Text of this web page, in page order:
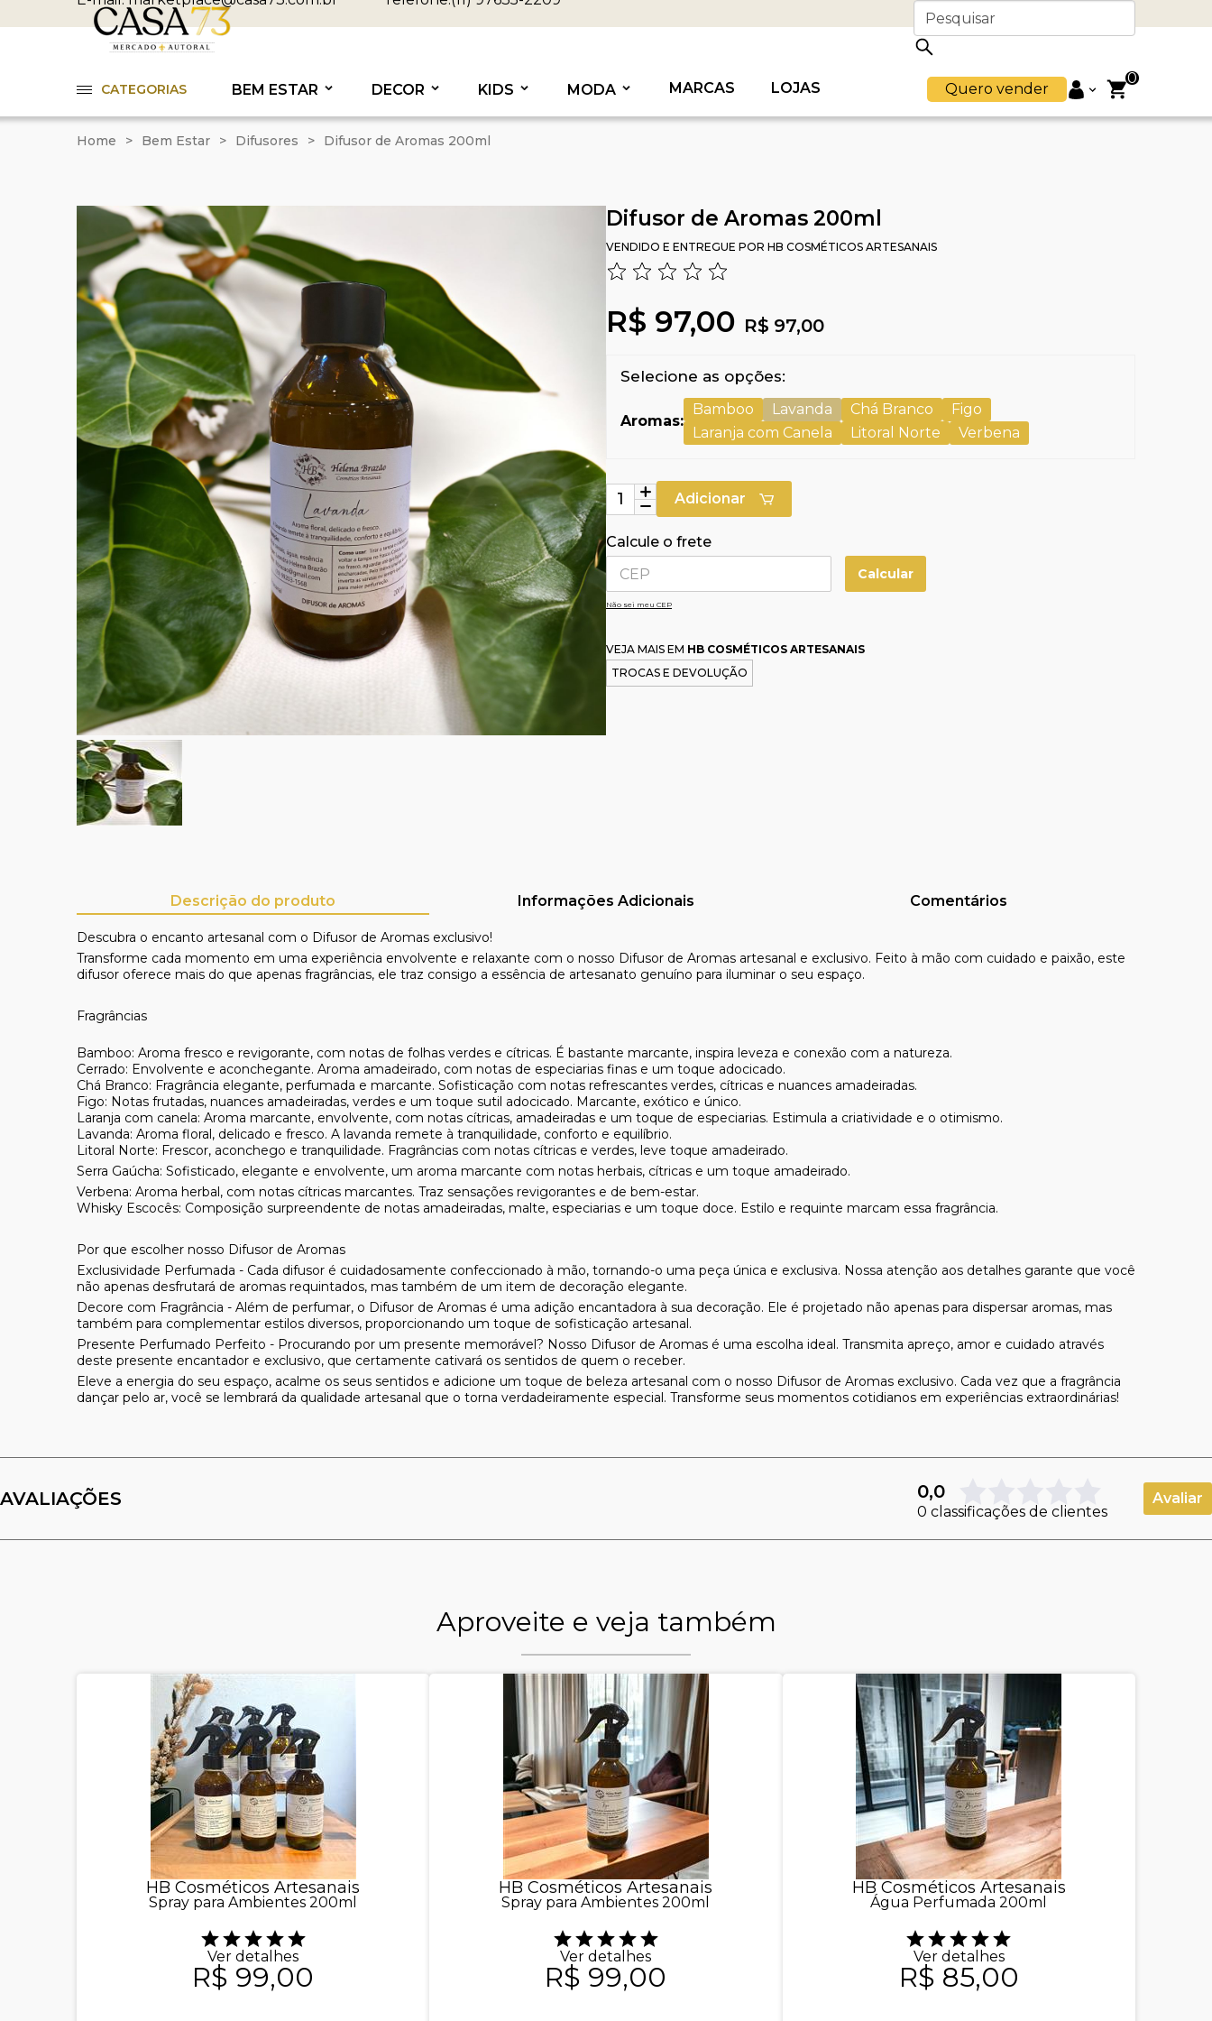
CATEGORIAS BEM ESTAR DECOR KIDS MODA MARCAS LOJAS Quero vender
0
Home > Bem Estar > Difusores > Difusor de Aromas 200ml
Difusor de Aromas 200ml
VENDIDO E ENTREGUE POR HB COSMÉTICOS ARTESANAIS
R$ 97,00 R$ 97,00
Selecione as opções:
Aromas:
Bamboo Lavanda Chá Branco
Figo
Laranja com Canela
Litoral Norte Verbena
Adicionar
Calcule o frete
Não sei meu CEP
VEJA MAIS EM HB COSMÉTICOS ARTESANAIS
TROCAS E DEVOLUÇÃO
Descrição do produto Informações Adicionais Comentários
Descubra o encanto artesanal com o Difusor de Aromas exclusivo!
Transforme cada momento em uma experiência envolvente e relaxante com o nosso Difusor de Aromas artesanal e exclusivo. Feito à mão com cuidado e paixão, este
difusor oferece mais do que apenas fragrâncias, ele traz consigo a essência de artesanato genuíno para iluminar o seu espaço.
Fragrâncias
Bamboo: Aroma fresco e revigorante, com notas de folhas verdes e cítricas. É bastante marcante, inspira leveza e conexão com a natureza.
Cerrado: Envolvente e aconchegante. Aroma amadeirado, com notas de especiarias finas e um toque adocicado.
Chá Branco: Fragrância elegante, perfumada e marcante. Sofisticação com notas refrescantes verdes, cítricas e nuances amadeiradas.
Figo: Notas frutadas, nuances amadeiradas, verdes e um toque sutil adocicado. Marcante, exótico e único.
Laranja com canela: Aroma marcante, envolvente, com notas cítricas, amadeiradas e um toque de especiarias. Estimula a criatividade e o otimismo.
Lavanda: Aroma floral, delicado e fresco. A lavanda remete à tranquilidade, conforto e equilíbrio.
Litoral Norte: Frescor, aconchego e tranquilidade. Fragrâncias com notas cítricas e verdes, leve toque amadeirado.
Serra Gaúcha: Sofisticado, elegante e envolvente, um aroma marcante com notas herbais, cítricas e um toque amadeirado.
Verbena: Aroma herbal, com notas cítricas marcantes. Traz sensações revigorantes e de bem-estar.
Whisky Escocês: Composição surpreendente de notas amadeiradas, malte, especiarias e um toque doce. Estilo e requinte marcam essa fragrância.
Por que escolher nosso Difusor de Aromas
Exclusividade Perfumada - Cada difusor é cuidadosamente confeccionado à mão, tornando-o uma peça única e exclusiva. Nossa atenção aos detalhes garante que você
não apenas desfrutará de aromas requintados, mas também de um item de decoração elegante.
Decore com Fragrância - Além de perfumar, o Difusor de Aromas é uma adição encantadora à sua decoração. Ele é projetado não apenas para dispersar aromas, mas
também para complementar estilos diversos, proporcionando um toque de sofisticação artesanal.
Presente Perfumado Perfeito - Procurando por um presente memorável? Nosso Difusor de Aromas é uma escolha ideal. Transmita apreço, amor e cuidado através
deste presente encantador e exclusivo, que certamente cativará os sentidos de quem o receber.
Eleve a energia do seu espaço, acalme os seus sentidos e adicione um toque de beleza artesanal com o nosso Difusor de Aromas exclusivo. Cada vez que a fragrância
dançar pelo ar, você se lembrará da qualidade artesanal que o torna verdadeiramente especial. Transforme seus momentos cotidianos em experiências extraordinárias!
AVALIAÇÕES 0,0
0 classificações de clientes
Avaliar
Aproveite e veja também
HB Cosméticos Artesanais
Spray para Ambientes 200ml
Ver detalhes
R$ 99,00
HB Cosméticos Artesanais
Spray para Ambientes 200ml
Ver detalhes
R$ 99,00
HB Cosméticos Artesanais
Água Perfumada 200ml
Ver detalhes
R$ 85,00